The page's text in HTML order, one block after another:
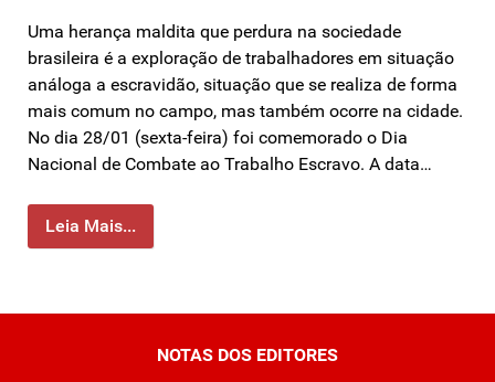
Uma herança maldita que perdura na sociedade
brasileira é a exploração de trabalhadores em situação
análoga a escravidão, situação que se realiza de forma
mais comum no campo, mas também ocorre na cidade.
No dia 28/01 (sexta-feira) foi comemorado o Dia
Nacional de Combate ao Trabalho Escravo. A data…
Leia Mais...
NOTAS DOS EDITORES